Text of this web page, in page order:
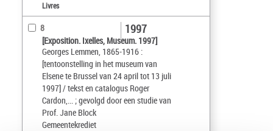
Livres
8
[Exposition. Ixelles, Museum. 1997]
Georges Lemmen, 1865-1916 :
[tentoonstelling in het museum van
Elsene te Brussel van 24 april tot 13 juli
1997] / tekst en catalogus Roger
Cardon,... ; gevolgd door een studie van
Prof. Jane Block
Gemeentekrediet
1997